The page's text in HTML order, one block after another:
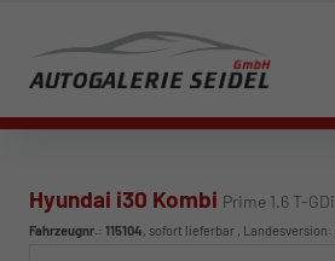
Hyundai i30 Kombi Prime 1.6 T-
Fahrzeugnr.: 115104, sofort lieferbar , Landesversion: